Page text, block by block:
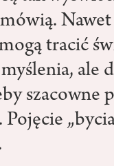
tracić
ale
szacowne